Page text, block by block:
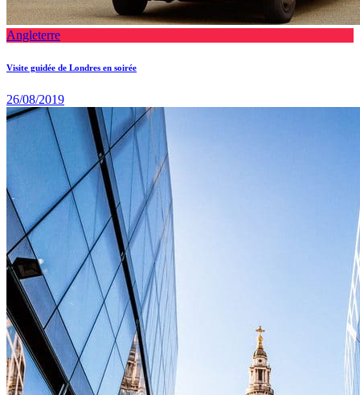
Angleterre
Visite guidée de Londres en soirée
26/08/2019